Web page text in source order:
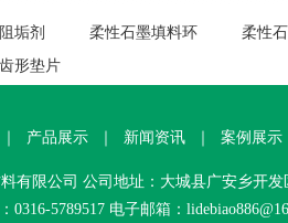
垢剂 柔性石墨填料环
柔性
形垫片
产品展示 新闻资讯 案例展示
有限公司 公司地址：大城县广安乡开
0316-5789517 电子邮箱：